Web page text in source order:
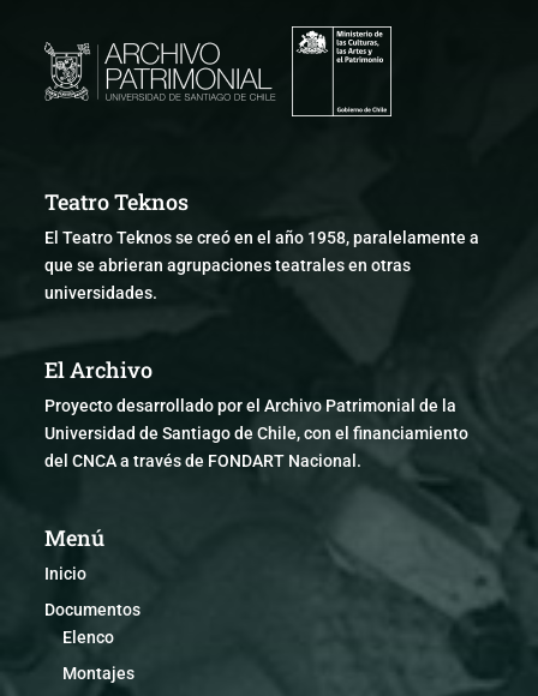
Teatro Teknos
El Teatro Teknos se creó en el año 1958, paralelamente a
que se abrieran agrupaciones teatrales en otras
universidades.
El Archivo
Proyecto desarrollado por el Archivo Patrimonial de la
Universidad de Santiago de Chile, con el financiamiento
del CNCA a través de FONDART Nacional.
Menú
Inicio
Documentos
Elenco
Montajes